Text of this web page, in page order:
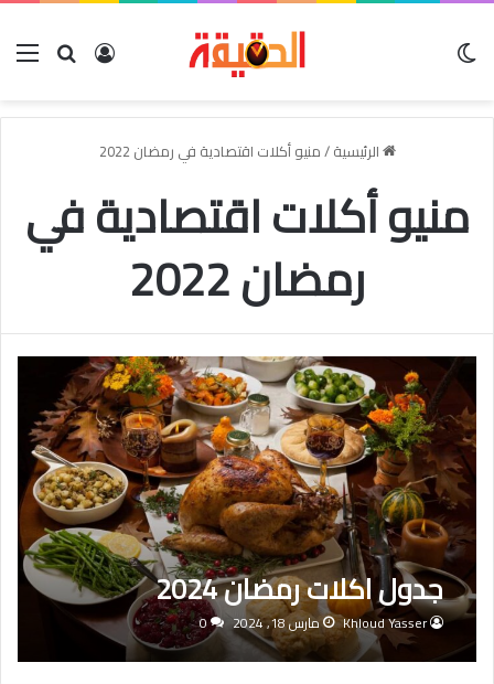
بحث عنتسجيل
الرئيسية/منيو أكلات اقتصادية في رمضان 2022
منيو أكلات اقتصادية في
رمضان 2022
جدول اكلات رمضان 2024
Khloud Yasser مارس 18, 2024 0